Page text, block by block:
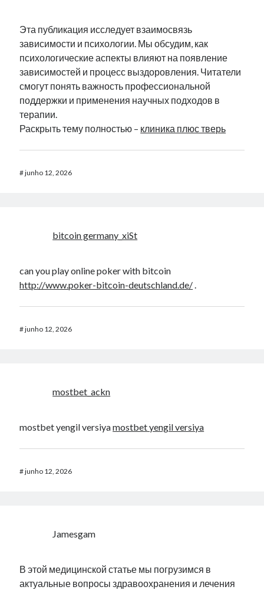
Эта публикация исследует взаимосвязь
зависимости и психологии. Мы обсудим, как
психологические аспекты влияют на появление
зависимостей и процесс выздоровления. Читатели
смогут понять важность профессиональной
поддержки и применения научных подходов в
терапии.
Раскрыть тему полностью – клиника плюс тверь
#junho 12, 2026
bitcoin germany_xiSt
can you play online poker with bitcoin
http://www.poker-bitcoin-deutschland.de/.
#junho 12, 2026
mostbet_ackn
mostbet yengil versiyamostbet yengil versiya
#junho 12, 2026
Jamesgam
В этой медицинской статье мы погрузимся в
актуальные вопросы здравоохранения и лечения